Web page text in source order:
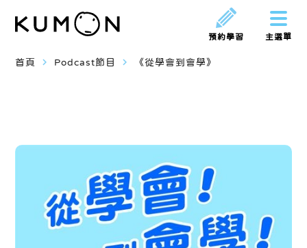
主選單
預約學習
首頁 navigate_next Podcast節目 navigate_next 《從學會到會學》